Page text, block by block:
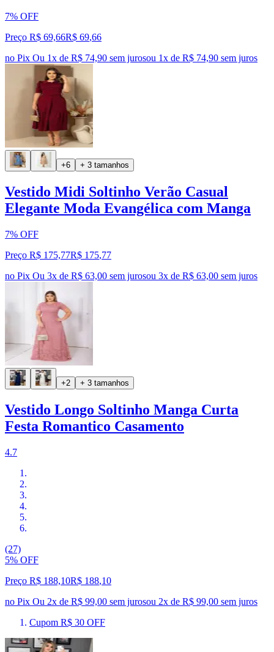
7% OFF
Preço R$ 69,66R$ 69,66
no Pix Ou 1x de R$ 74,90 sem jurosou 1x de R$ 74,90 sem juros
+6 + 3 tamanhos
Vestido Midi Soltinho Verão Casual
Elegante Moda Evangélica com Manga
7% OFF
Preço R$ 175,77R$ 175,77
no Pix Ou 3x de R$ 63,00 sem jurosou 3x de R$ 63,00 sem juros
+2 + 3 tamanhos
Vestido Longo Soltinho Manga Curta
Festa Romantico Casamento
4.7
(27)
5% OFF
Preço R$ 188,10R$ 188,10
no Pix Ou 2x de R$ 99,00 sem jurosou 2x de R$ 99,00 sem juros
Cupom R$ 30 OFF